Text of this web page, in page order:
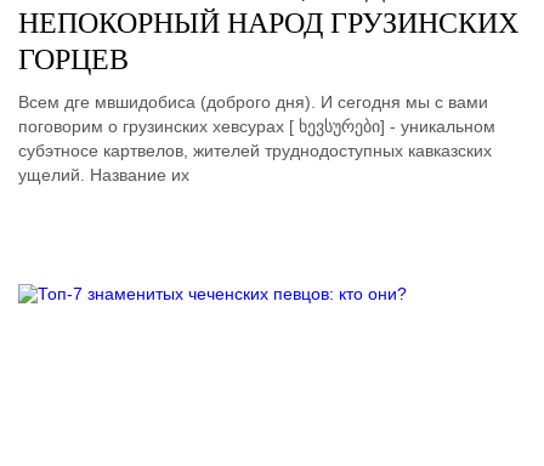
НЕПОКОРНЫЙ НАРОД ГРУЗИНСКИХ
ГОРЦЕВ
Всем дге мвшидобиса (доброго дня). И сегодня мы с вами
поговорим о грузинских хевсурах [ ხევსურები] - уникальном
субэтносе картвелов, жителей труднодоступных кавказских
ущелий. Название их